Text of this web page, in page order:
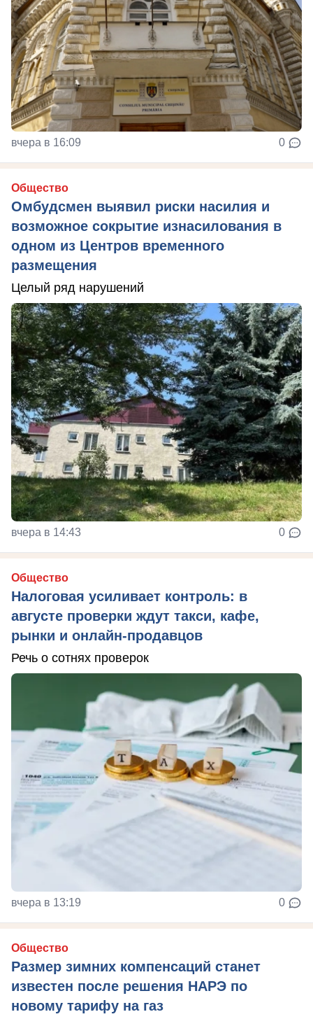
вчера в 16:09 0
Общество
Омбудсмен выявил риски насилия и
возможное сокрытие изнасилования в
одном из Центров временного
размещения
Целый ряд нарушений
вчера в 14:43 0
Общество
Налоговая усиливает контроль: в
августе проверки ждут такси, кафе,
рынки и онлайн-продавцов
Речь о сотнях проверок
вчера в 13:19 0
Общество
Размер зимних компенсаций станет
известен после решения НАРЭ по
новому тарифу на газ